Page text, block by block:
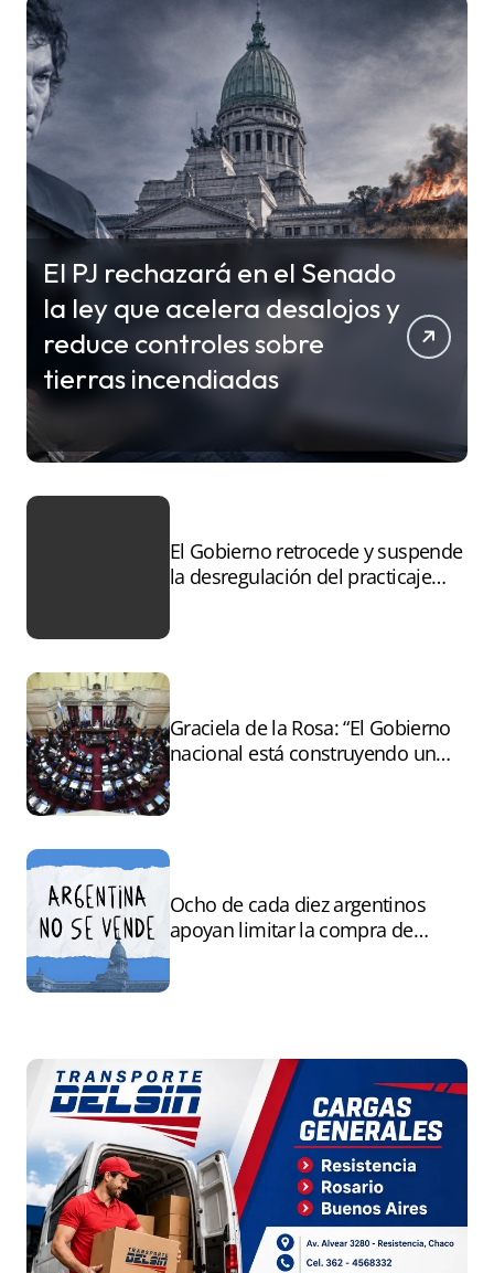
El PJ rechazará en el Senado
la ley que acelera desalojos y
reduce controles sobre
tierras incendiadas
El Gobierno retrocede y suspende
la desregulación del practicaje
Graciela de la Rosa: “El Gobierno
nacional está construyendo un
Ocho de cada diez argentinos
apoyan limitar la compra de